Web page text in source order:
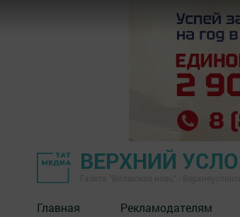
ВЕРХНИЙ
Главная Рекламодателям